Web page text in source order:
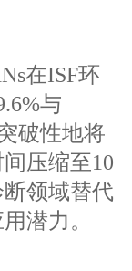
在ISF环
与
破性地将
压缩至10
领域替代
潜力。